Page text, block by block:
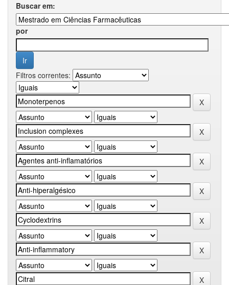
Buscar em:
por
Filtros correntes: